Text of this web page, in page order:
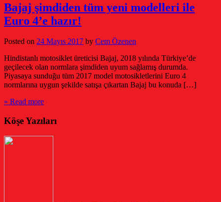
Bajaj şimdiden tüm yeni modelleri ile
Euro 4’e hazır!
Posted on 24 Mayıs 2017 by Cem Özenen
Hindistanlı motosiklet üreticisi Bajaj, 2018 yılında Türkiye’de
geçilecek olan normlara şimdiden uyum sağlamış durumda.
Piyasaya sunduğu tüm 2017 model motosikletlerini Euro 4
normlarına uygun şekilde satışa çıkartan Bajaj bu konuda […]
» Read more
Köşe Yazıları